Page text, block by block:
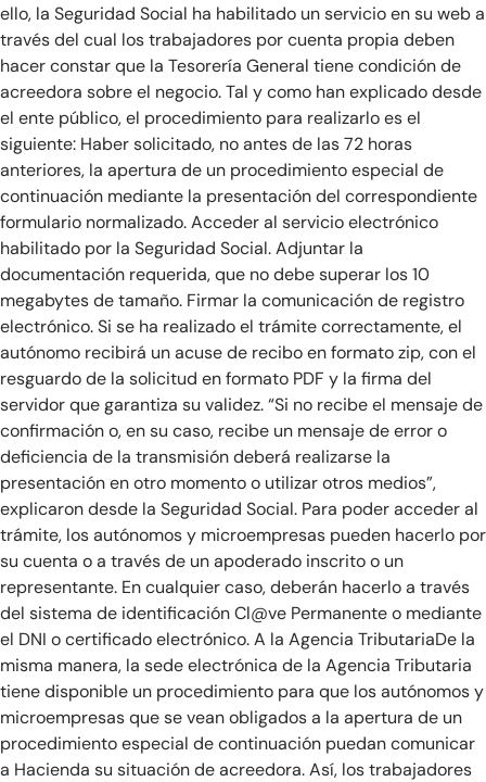
ello, la Seguridad Social ha habilitado un servicio en su web a
través del cual los trabajadores por cuenta propia deben
hacer constar que la Tesorería General tiene condición de
acreedora sobre el negocio. Tal y como han explicado desde
el ente público, el procedimiento para realizarlo es el
siguiente: Haber solicitado, no antes de las 72 horas
anteriores, la apertura de un procedimiento especial de
continuación mediante la presentación del correspondiente
formulario normalizado. Acceder al servicio electrónico
habilitado por la Seguridad Social. Adjuntar la
documentación requerida, que no debe superar los 10
megabytes de tamaño. Firmar la comunicación de registro
electrónico. Si se ha realizado el trámite correctamente, el
autónomo recibirá un acuse de recibo en formato zip, con el
resguardo de la solicitud en formato PDF y la firma del
servidor que garantiza su validez. “Si no recibe el mensaje de
confirmación o, en su caso, recibe un mensaje de error o
deficiencia de la transmisión deberá realizarse la
presentación en otro momento o utilizar otros medios”,
explicaron desde la Seguridad Social. Para poder acceder al
trámite, los autónomos y microempresas pueden hacerlo por
su cuenta o a través de un apoderado inscrito o un
representante. En cualquier caso, deberán hacerlo a través
del sistema de identificación Cl@ve Permanente o mediante
el DNI o certificado electrónico. A la Agencia TributariaDe la
misma manera, la sede electrónica de la Agencia Tributaria
tiene disponible un procedimiento para que los autónomos y
microempresas que se vean obligados a la apertura de un
procedimiento especial de continuación puedan comunicar
a Hacienda su situación de acreedora. Así, los trabajadores